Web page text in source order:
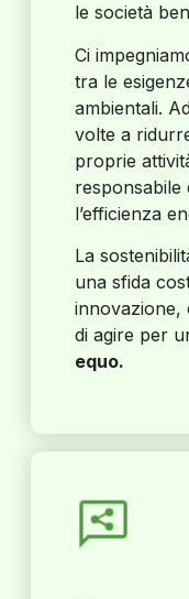
le società
Ci
tra le
ambientali.
volte a
proprie
responsabile
l’efficienza
La
una sfida
innovazione,
di agire per
equo.